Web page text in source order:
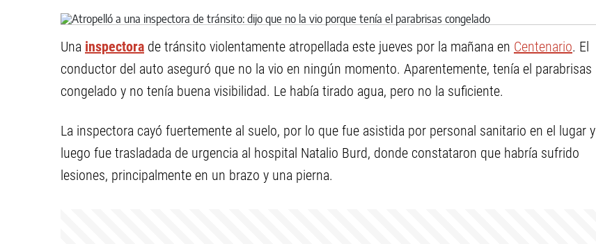
Una inspectora de tránsito violentamente atropellada este jueves por la mañana en Centenario. El
conductor del auto aseguró que no la vio en ningún momento. Aparentemente, tenía el parabrisas
congelado y no tenía buena visibilidad. Le había tirado agua, pero no la suficiente.
La inspectora cayó fuertemente al suelo, por lo que fue asistida por personal sanitario en el lugar y
luego fue trasladada de urgencia al hospital Natalio Burd, donde constataron que habría sufrido
lesiones, principalmente en un brazo y una pierna.